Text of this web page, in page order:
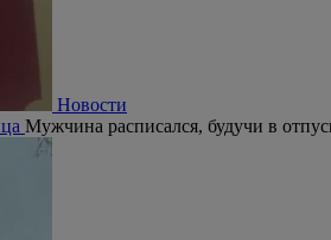
Новости
Мужчина расписался, будучи в